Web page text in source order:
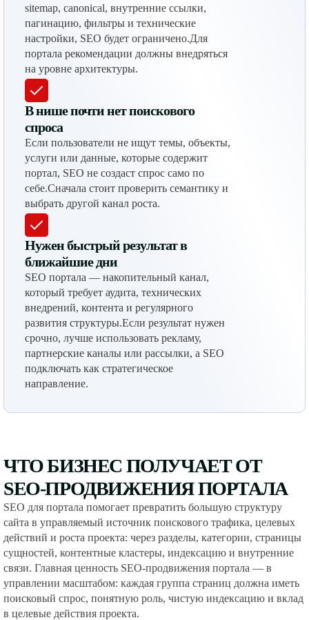
sitemap, canonical, внутренние ссылки,
пагинацию, фильтры и технические
настройки, SEO будет ограничено.Для
портала рекомендации должны внедряться
на уровне архитектуры.
В нише почти нет поискового
спроса
Если пользователи не ищут темы, объекты,
услуги или данные, которые содержит
портал, SEO не создаст спрос само по
себе.Сначала стоит проверить семантику и
выбрать другой канал роста.
Нужен быстрый результат в
ближайшие дни
SEO портала — накопительный канал,
который требует аудита, технических
внедрений, контента и регулярного
развития структуры.Если результат нужен
срочно, лучше использовать рекламу,
партнерские каналы или рассылки, а SEO
подключать как стратегическое
направление.
ЧТО БИЗНЕС ПОЛУЧАЕТ ОТ
SEO-ПРОДВИЖЕНИЯ ПОРТАЛА
SEO для портала помогает превратить большую структуру
сайта в управляемый источник поискового трафика, целевых
действий и роста проекта: через разделы, категории, страницы
сущностей, контентные кластеры, индексацию и внутренние
связи. Главная ценность SEO-продвижения портала — в
управлении масштабом: каждая группа страниц должна иметь
поисковый спрос, понятную роль, чистую индексацию и вклад
в целевые действия проекта.